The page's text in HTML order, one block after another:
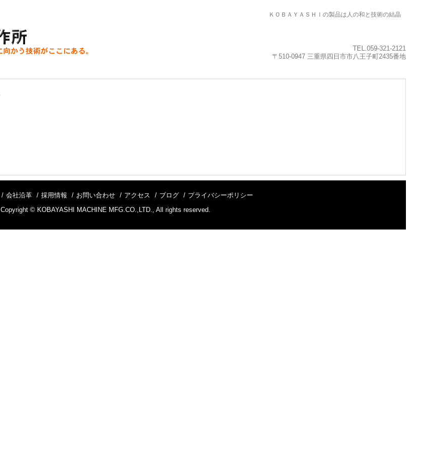
ＫＯＢＡＹＡＳＨＩの製品は人の和と技術の結晶
TEL.059-321-2121
〒510-0947 三重県四日市市八王子町2435番地
会社沿革 採用情報 お問い合わせ アクセス ブログ
プライバシーポリシー
Copyright © KOBAYASHI MACHINE MFG.CO.,LTD., All rights reserved.